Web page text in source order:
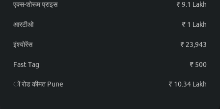
एक्स-शोरूम प्राइस ₹ 9.1 Lakh
आरटीओ ₹ 1 Lakh
इंश्योरेंस ₹ 23,943
Fast Tag ₹ 500
ों रोड कीमत Pune ₹ 10.34 Lakh